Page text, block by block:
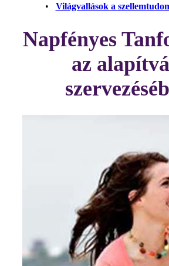
• Világvallások a
Napfényes
az